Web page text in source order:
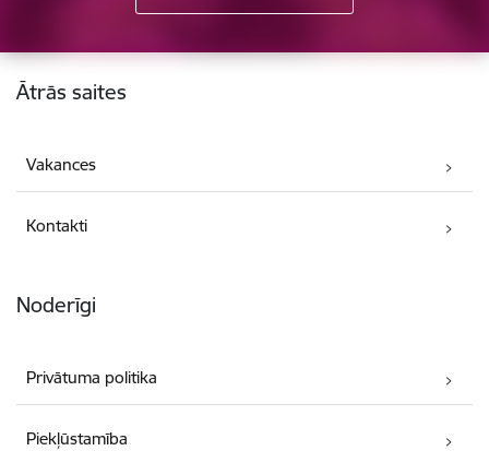
Kājene
Ātrās saites
Vakances
Kontakti
Noderīgi
Privātuma politika
Piekļūstamība